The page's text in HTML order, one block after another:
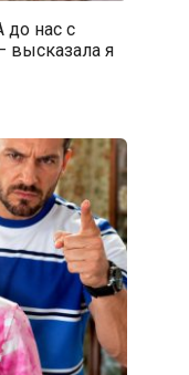
до нас с
высказала я